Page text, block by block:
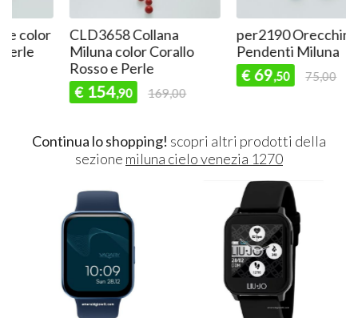
CLD3658 Collana
Miluna color Corallo
Rosso e Perle
,90 169,00
per2190 Orecchini
Pendenti Miluna
75,00
Continua lo shopping! scopri altri prodotti della
sezione miluna cielo venezia 1270